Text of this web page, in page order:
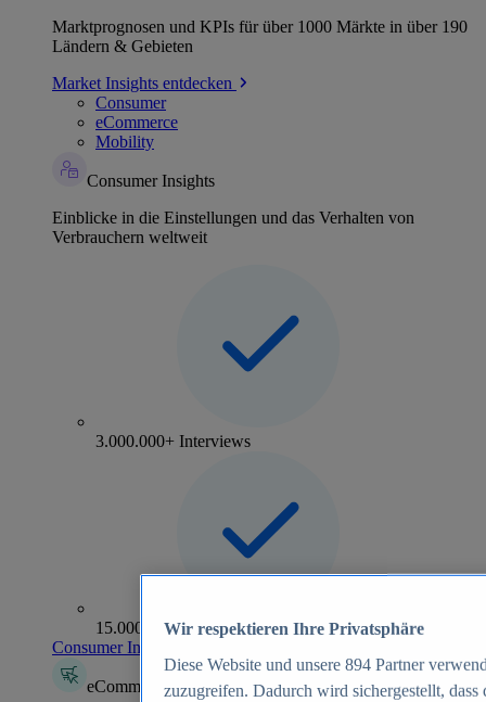
Marktprognosen und KPIs für über 1000 Märkte in über 190
Ländern & Gebieten
Market Insights entdecken
Consumer
eCommerce
Mobility
Consumer Insights
Einblicke in die Einstellungen und das Verhalten von
Verbrauchern weltweit
3.000.000+ Interviews
15.000+ Marken
Consumer Insights entdecken
eCommerce Insights
Wir respektieren Ihre Privatsphäre
Diese Website und unsere 894 Partner
zuzugreifen. Dadurch wird sichergestellt,